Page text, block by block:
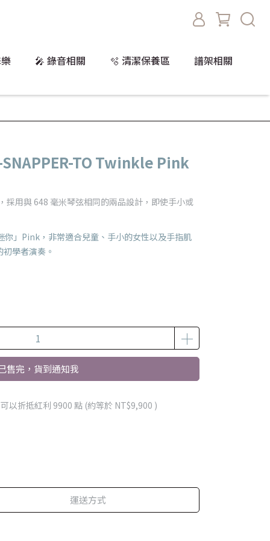
🎤 錄音相關 🫧 清潔保養區 譜架相關
TO Twinkle Pink
採用與 648 毫米琴弦相同的兩品設計，即使手小或
」Pink，非常適合兒童、手小的女性以及手指肌
學者演奏。
售完，貨到通知我
以折抵紅利 9900 點 (約等於 NT$9,900 )
運送方式